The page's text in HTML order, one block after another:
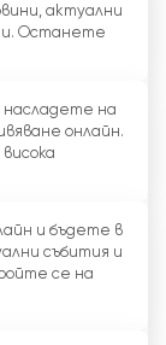
актуални
Останете
насладете на
онлайн.
и бъдете в
събития и
се на